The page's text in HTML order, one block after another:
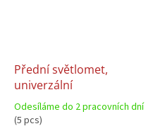
Přední světlomet,
univerzální
Odesíláme do 2 pracovních dní
(5 pcs)